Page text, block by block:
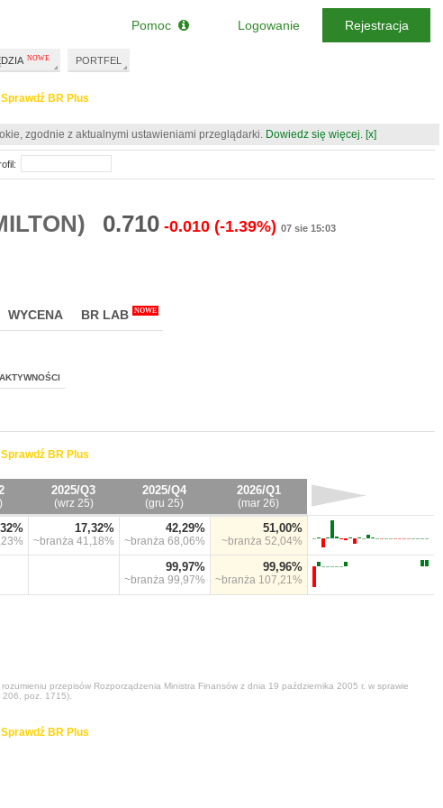
Sprawdź BR Plus
zgodnie z aktualnymi ustawieniami przeglądarki. Dowiedz się więcej. [x]
0.710 -0.010 (-1.39%) 07 sie 15:03
WYCENA BR LAB NOWE
AKTYWNOŚCI
Sprawdź BR Plus
2025/Q3
(wrz 25)
2025/Q4
(gru 25)
2026/Q1
(mar 26)
17,32%
~branża 41,18%
42,29%
~branża 68,06%
51,00%
~branża 52,04%
99,97%
~branża 99,97%
99,96%
~branża 107,21%
przepisów Rozporządzenia Ministra Finansów z dnia 19 października 2005 r. w sprawie
poz. 1715).
Sprawdź BR Plus
PORTFEL
Pomoc Logowanie Rejestracja